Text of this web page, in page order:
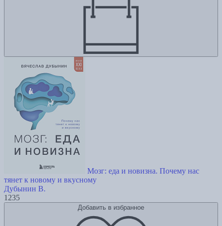
Мозг: еда и новизна. Почему нас
тянет к новому и вкусному
Дубынин В.
1235
Добавить в избранное